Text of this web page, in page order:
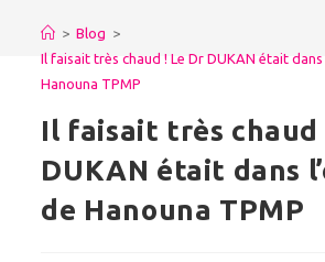
> Blog >
Il faisait très chaud ! Le Dr DUKAN était dans
Hanouna TPMP
Il faisait très chaud
DUKAN était dans
de Hanouna TPMP